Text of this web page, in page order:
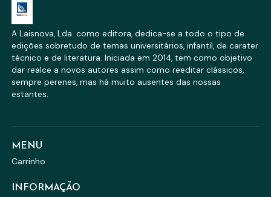
A Laisnova, Lda. como editora, dedica-se a todo o tipo de
edições sobretudo de temas universitários, infantil, de carater
técnico e de literatura. Iniciada em 2014, tem como objetivo
dar realce a novos autores assim como reeditar clássicos,
sempre perenes, mas há muito ausentes das nossas
estantes.
MENU
Carrinho
INFORMAÇÃO